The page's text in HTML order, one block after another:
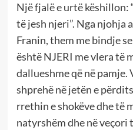
Një fjalë e urtë këshillon:
të jesh njeri”. Nga njohja
Franin, them me bindje
është NJERI me vlera të
dallueshme që në pamje.
shprehë në jetën e
rrethin e shokëve dhe të
natyrshëm dhe në veçori